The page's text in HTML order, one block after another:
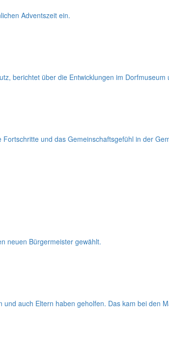
Adventszeit ein.
berichtet über die Entwicklungen im
und das Gemeinschaftsgefühl in der
neuen Bürgermeister gewählt.
auch Eltern haben geholfen. Das kam bei den